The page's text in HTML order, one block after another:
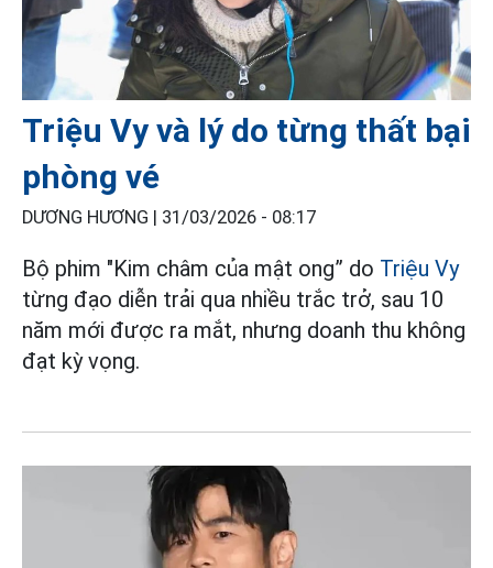
Triệu Vy và lý do từng thất bại
phòng vé
DƯƠNG HƯƠNG | 31/03/2026 - 08:17
Bộ phim "Kim châm của mật ong” do Triệu Vy
từng đạo diễn trải qua nhiều trắc trở, sau 10
năm mới được ra mắt, nhưng doanh thu không
đạt kỳ vọng.